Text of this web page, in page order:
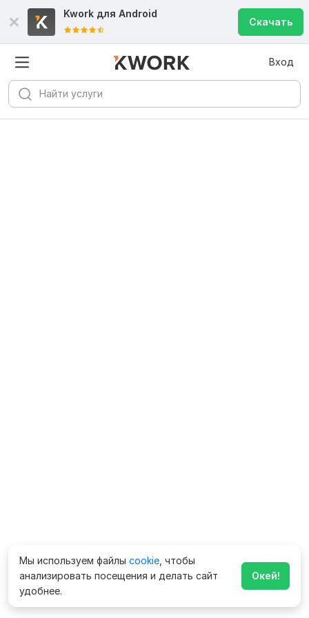
Kwork для Android
Скачать
Вход
Мы используем файлы cookie , чтобы
анализировать посещения и делать сайт
удобнее.
Окей!